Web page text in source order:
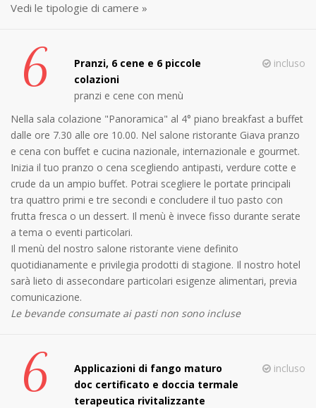
Vedi le tipologie di camere »
6
Pranzi, 6 cene e 6 piccole
colazioni
pranzi e cene con menù
incluso
Nella sala colazione "Panoramica" al 4° piano breakfast a buffet
dalle ore 7.30 alle ore 10.00. Nel salone ristorante Giava pranzo
e cena con buffet e cucina nazionale, internazionale e gourmet.
Inizia il tuo pranzo o cena scegliendo antipasti, verdure cotte e
crude da un ampio buffet. Potrai scegliere le portate principali
tra quattro primi e tre secondi e concludere il tuo pasto con
frutta fresca o un dessert. Il menù è invece fisso durante serate
a tema o eventi particolari.
Il menù del nostro salone ristorante viene definito
quotidianamente e privilegia prodotti di stagione. Il nostro hotel
sarà lieto di assecondare particolari esigenze alimentari, previa
comunicazione.
Le bevande consumate ai pasti non sono incluse
6
Applicazioni di fango maturo
doc certificato e doccia termale
terapeutica rivitalizzante
incluso